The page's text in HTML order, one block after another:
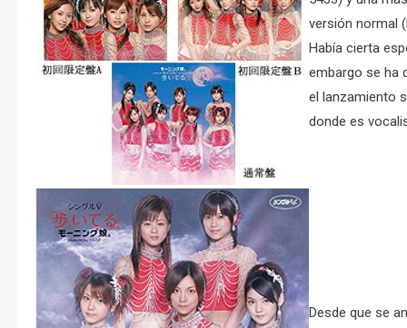
versión normal
Había cierta
embargo se ha
el lanzamiento
donde es
Desde que se